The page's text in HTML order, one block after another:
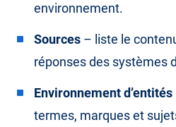
environnement.
Sources – liste le
réponses des systèmes
Environnement d’entités
termes, marques et